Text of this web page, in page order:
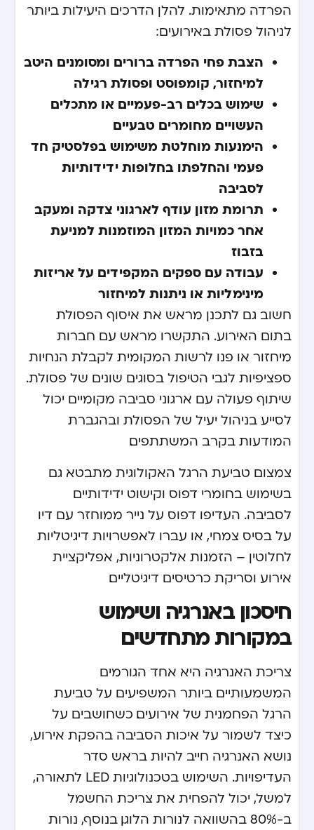
הפרדה מתאימות. להלן הדרכים היעילות ביותר
לניהול פסולת באירועים:
הצבת פחי הפרדה ברורים ומסומנים היטב
למיחזור, קומפוסט ופסולת רגילה
שימוש בכלים רב-פעמיים או מתכלים
העשויים מחומרים טבעיים
הימנעות מוחלטת משימוש בפלסטיק חד
פעמי והחלפתו בחלופות ידידותיות
לסביבה
תרומת מזון עודף לארגוני צדקה ומעקב
אחר כמויות המזון המוזמנות למניעת
בזבוז
עבודה עם ספקים המקפידים על אריזות
מינימליות או ניתנות למיחזור
חשוב גם לתכנן מראש את איסוף הפסולת
בתום האירוע. התקשרו מראש עם חברות
מיחזור או פנו לרשות המקומית לקבלת הנחיות
ספציפיות לגבי הטיפול בסוגים שונים של פסולת.
שיתוף פעולה עם ארגוני סביבה מקומיים יכול
לסייע בניהול יעיל של הפסולת ובהגברת
המודעות בקרב המשתתפים.
צמצום טביעת הרגל האקולוגית מתבטא גם
בשימוש בחומרי דפוס וקישוט ידידותיים
לסביבה. העדיפו דפוס על נייר ממוחזר עם דיו
על בסיס צמחי, או עברו לאפשרויות דיגיטליות
לחלוטין – הזמנות אלקטרוניות, אפליקציית
אירוע וסריקת כרטיסים דיגיטליים.
חיסכון באנרגיה ושימוש
במקורות מתחדשים
צריכת האנרגיה היא אחד הגורמים
המשמעותיים ביותר המשפיעים על טביעת
הרגל הפחמנית של אירועים. כשחושבים על
כיצד לשמור על איכות הסביבה בהפקת אירוע,
נושא האנרגיה חייב להיות בראש סדר
העדיפויות. השימוש בטכנולוגיות LED לתאורה,
למשל, יכול להפחית את צריכת החשמל
ב-80% בהשוואה לנורות הלוגן. בנוסף, נורות